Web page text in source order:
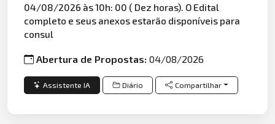
04/08/2026 às 10h: 00 ( Dez horas). O Edital
completo e seus anexos estarão disponíveis para
consul
Abertura de Propostas:04/08/2026
Assistente IA Diário Compartilhar